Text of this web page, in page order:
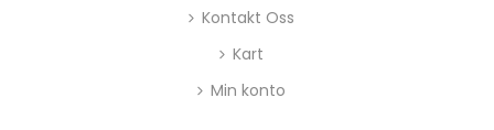
Kontakt Oss
Kart
Min konto